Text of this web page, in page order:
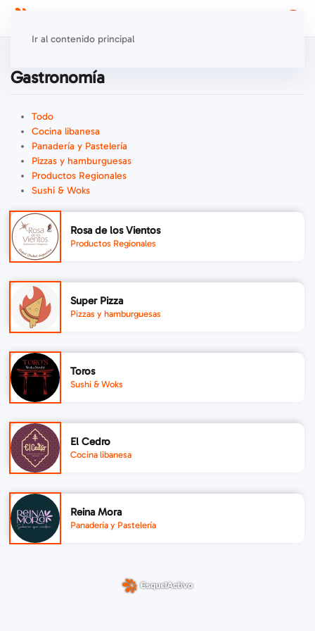
Ir al contenido principal
Gastronomía
Todo
Cocina libanesa
Panadería y Pastelería
Pizzas y hamburguesas
Productos Regionales
Sushi & Woks
Rosa de los Vientos
Productos Regionales
Super Pizza
Pizzas y hamburguesas
Toros
Sushi & Woks
El Cedro
Cocina libanesa
Reina Mora
Panadería y Pastelería